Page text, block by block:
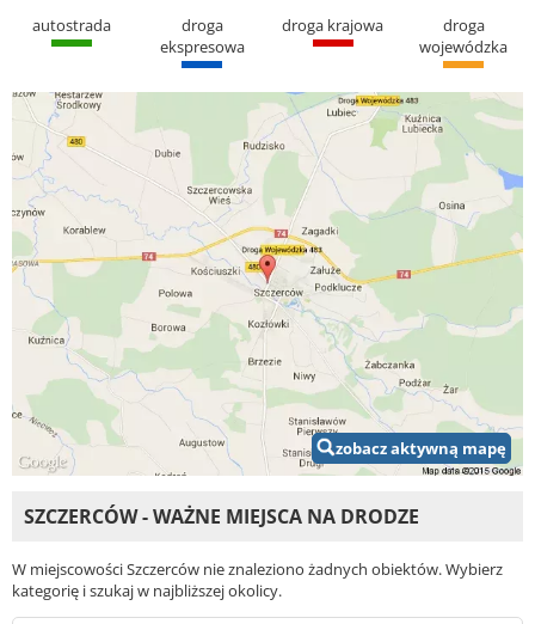
autostrada
droga
ekspresowa
droga krajowa
droga
wojewódzka
zobacz aktywną mapę
SZCZERCÓW - WAŻNE MIEJSCA NA DRODZE
W miejscowości Szczerców nie znaleziono żadnych obiektów. Wybierz
kategorię i szukaj w najbliższej okolicy.